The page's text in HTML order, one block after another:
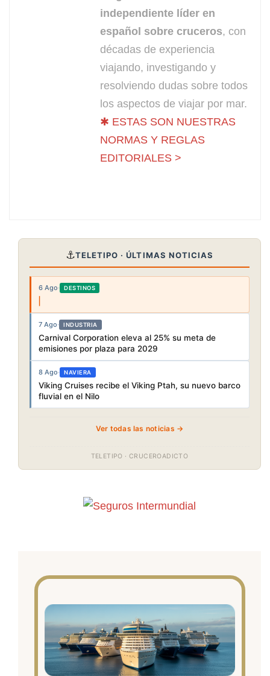
independiente líder en
español sobre cruceros, con
décadas de experiencia
viajando, investigando y
resolviendo dudas sobre todos
los aspectos de viajar por mar.
✱ ESTAS SON NUESTRAS
NORMAS Y REGLAS
EDITORIALES >
⚓TELETIPO · ÚLTIMAS NOTICIAS
6 Ago· DESTINOS
7 Ago· INDUSTRIA
Carnival Corporation eleva al 25% su meta de
emisiones por plaza para 2029
8 Ago· NAVIERA
Viking Cruises recibe el Viking Ptah, su nuevo barco
fluvial en el Nilo
Ver todas las noticias →
TELETIPO · CRUCEROADICTO